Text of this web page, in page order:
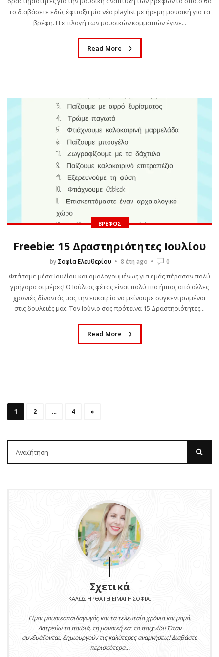
το διαβάσετε εδώ, έφτιαξα μία νέα playlist με ήρεμη μουσική για τα
βρέφη. Η επιλογή των μουσικών κομματιών έγινε...
Read More
ΒΡΈΦΟΣ
Freebie: 15 Δραστηριότητες Ιουλίου
by Σοφία Ελευθερίου 8 έτη ago 0
Φτάσαμε μέσα Ιουλίου και ομολογουμένως για εμάς πέρασαν πολύ
γρήγορα οι μέρες! Ο Ιούλιος φέτος είναι πολύ πιο ήπιος από άλλες
χρονιές δίνοντάς μας την ευκαιρία να μείνουμε συγκεντρωμένοι
στις δουλειές μας. Τον Ιούνιο σας πρότεινα 15 Δραστηριότητες...
Read More
1 2 … 4 »
Σχετικά
ΚΑΛΏΣ ΉΡΘΑΤΕ! ΕΊΜΑΙ Η ΣΟΦΊΑ.
Είμαι μουσικοπαιδαγωγός και τα τελευταία χρόνια και μαμά.
Λατρεύω τα παιδιά, τη μουσική και το παιχνίδι! Όταν
συνδυάζονται, δημιουργούν τις καλύτερες αναμνήσεις! Διαβάστε
περισσότερα...
Ανάμεσα σε παραλίες και ζεστά ήσυχα μεσημέρια, έρχεται
πάντα εκείνη η στιγμή που το παιδί σου ψάχνει